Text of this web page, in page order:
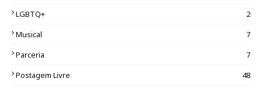
LGBTQ+
2
Musical
7
Parceria
7
Postagem Livre
48